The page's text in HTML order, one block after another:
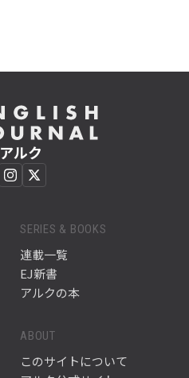
ルク
SERIES & BOOKS
連載一覧
EJ新書
アルクの本
ABOUT
このサイトについて